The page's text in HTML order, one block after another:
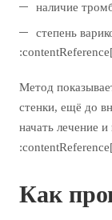
наличие
степень
Метод
стенки, ещё до
начать лечение
Как